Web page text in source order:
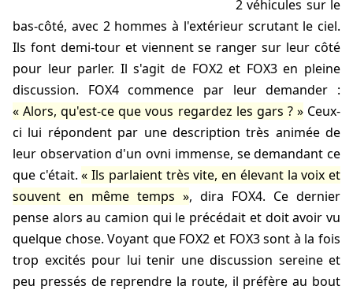
2 véhicules sur le
bas-côté, avec 2 hommes à l'extérieur scrutant le ciel.
Ils font demi-tour et viennent se ranger sur leur côté
pour leur parler. Il s'agit de FOX2 et FOX3 en pleine
discussion. FOX4 commence par leur demander :
Alors, qu'est-ce que vous regardez les gars ? Ceux-
ci lui répondent par une description très animée de
leur observation d'un ovni immense, se demandant ce
que c'était. Ils parlaient très vite, en élevant la voix et
souvent en même temps
, dira FOX4. Ce dernier
pense alors au camion qui le précédait et doit avoir vu
quelque chose. Voyant que FOX2 et FOX3 sont à la fois
trop excités pour lui tenir une discussion sereine et
peu pressés de reprendre la route, il préfère au bout